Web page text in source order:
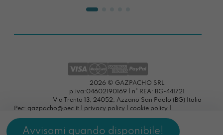
2026 © GAZPACHO SRL
p.iva:04602190169 | n° REA: BG-441721
Via Trento 13, 24052, Azzano San Paolo (BG) Italia
Pec: gazpacho@pec.it | privacy policy cookie policy
preferenze cookies